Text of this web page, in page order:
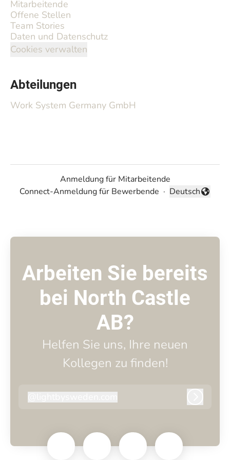
Mitarbeitende
Offene Stellen
Team Stories
Daten und Datenschutz
Cookies verwalten
Abteilungen
Work System Germany GmbH
Anmeldung für Mitarbeitende
Connect-Anmeldung für Bewerbende · Sprache ändern
Deutsch
Arbeiten Sie bereits
bei North Castle
AB?
Helfen Sie uns, Ihre neuen
Kollegen zu finden!
lightbysweden.com